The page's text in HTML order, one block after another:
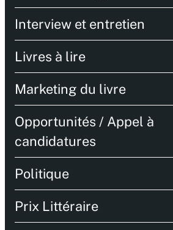
Interview et entretien
Livres à lire
Marketing du livre
Opportunités / Appel à
candidatures
Politique
Prix Littéraire